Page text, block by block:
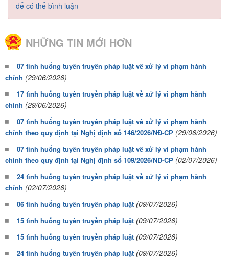
để có thể bình luận
NHỮNG TIN MỚI HƠN
07 tình huống tuyên truyền pháp luật về xử lý vi phạm hành
chính (29/06/2026)
17 tình huống tuyên truyền pháp luật về xử lý vi phạm hành
chính (29/06/2026)
07 tình huống tuyên truyền pháp luật về xử lý vi phạm hành
chính theo quy định tại Nghị định số 146/2026/NĐ-CP (29/06/2026)
07 tình huống tuyên truyền pháp luật về xử lý vi phạm hành
chính theo quy định tại Nghị định số 109/2026/NĐ-CP (02/07/2026)
24 tình huống tuyên truyền pháp luật về xử lý vi phạm hành
chính (02/07/2026)
06 tình huống tuyên truyền pháp luật (09/07/2026)
15 tình huống tuyên truyền pháp luật (09/07/2026)
15 tình huống tuyên truyền pháp luật (09/07/2026)
24 tình huống tuyên truyền pháp luật (09/07/2026)